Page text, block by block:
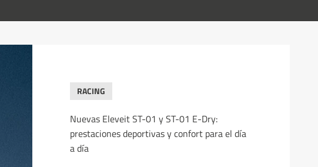
RACING
Nuevas Eleveit ST-01 y ST-01 E-Dry:
prestaciones deportivas y confort para el día
a día